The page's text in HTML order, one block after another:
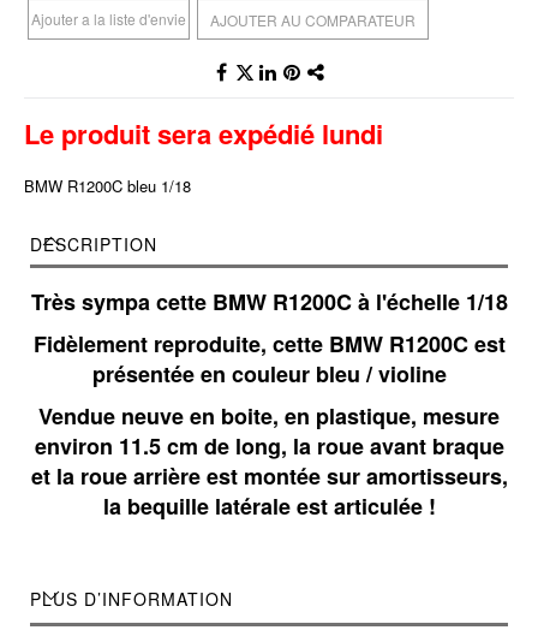
Ajouter a la liste d'envie AJOUTER AU COMPARATEUR
Le produit sera expédié lundi
BMW R1200C bleu 1/18
DESCRIPTION
Très sympa cette BMW R1200C à l'échelle 1/18
Fidèlement reproduite, cette BMW R1200C est
présentée en couleur bleu / violine
Vendue neuve en boite, en plastique, mesure
environ 11.5 cm de long, la roue avant braque
et la roue arrière est montée sur amortisseurs,
la bequille latérale est articulée !
PLUS D’INFORMATION